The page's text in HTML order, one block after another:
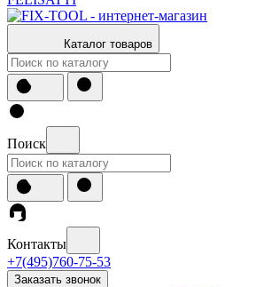
Каталог товаров
Поиск
Контакты
+7(495)760-75-53
Заказать звонок